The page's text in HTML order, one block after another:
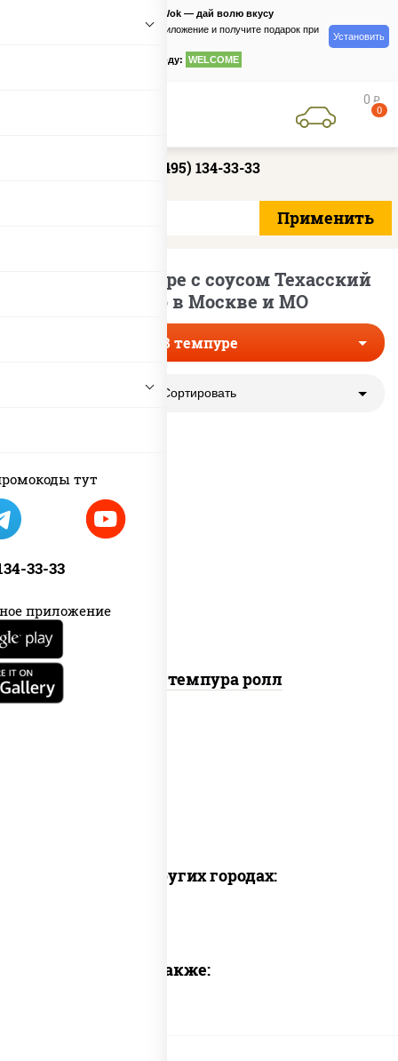
тут
33-33
приложение
PizzaSushiWok — дай волю вкусу
Скачайте приложение и получите подарок при
по промокоду: WELCOME
Установить
0 руб
0
+7 (495) 134-33-33
Роллы в темпуре с соусом Техасский
Барбекю в Москве и МО
В темпуре
Сортировать
рис, нори, бекон, соус "техасский
Бекон темпура ролл
Доставка в других городах:
Предлагаем также: